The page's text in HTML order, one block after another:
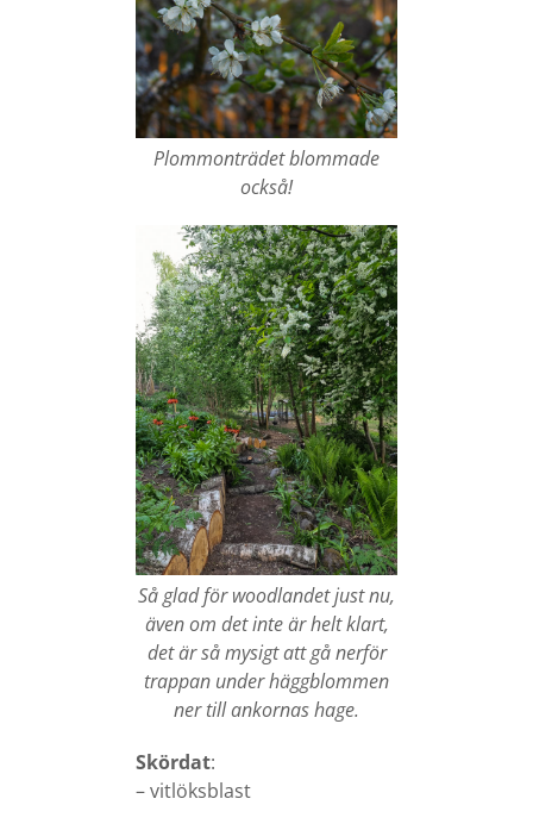
Plommonträdet blommade
också!
Så glad för woodlandet just nu,
även om det inte är helt klart,
det är så mysigt att gå nerför
trappan under häggblommen
ner till ankornas hage.
Skördat:
– vitlöksblast